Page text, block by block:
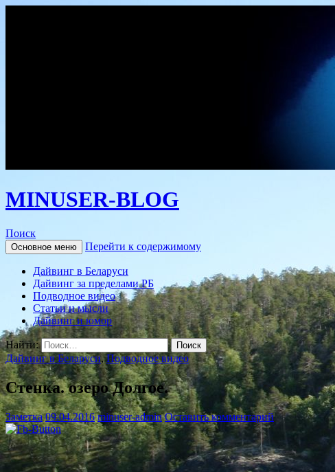
MINUSER-BLOG
Поиск
Основное меню Перейти к содержимому
Дайвинг в Беларуси
Дайвинг за пределами РБ
Подводное видео
Статьи и мысли
Дайвинг и юмор
Найти:
Дайвинг в Беларуси,Подводное видео
Стенка. озеро Долгое.
Заметка 09.04.2016 minuser-admin Оставить комментарий